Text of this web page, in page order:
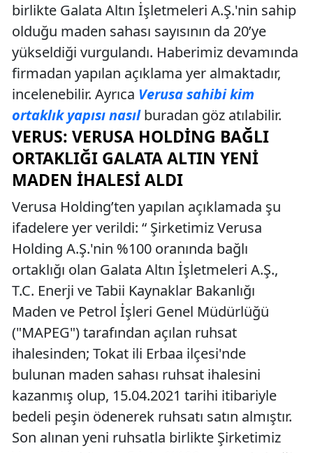
birlikte Galata Altın İşletmeleri A.Ş.'nin sahip
olduğu maden sahası sayısının da 20’ye
yükseldiği vurgulandı. Haberimiz devamında
firmadan yapılan açıklama yer almaktadır,
incelenebilir. Ayrıca Verusa sahibi kim
ortaklık yapısı nasıl buradan göz atılabilir.
VERUS: VERUSA HOLDING BAĞLI
ORTAKLIĞI GALATA ALTIN YENI
MADEN İHALESI ALDI
Verusa Holding’ten yapılan açıklamada şu
ifadelere yer verildi: “ Şirketimiz Verusa
Holding A.Ş.'nin %100 oranında bağlı
ortaklığı olan Galata Altın İşletmeleri A.Ş.,
T.C. Enerji ve Tabii Kaynaklar Bakanlığı
Maden ve Petrol İşleri Genel Müdürlüğü
("MAPEG") tarafından açılan ruhsat
ihalesinden; Tokat ili Erbaa ilçesi'nde
bulunan maden sahası ruhsat ihalesini
kazanmış olup, 15.04.2021 tarihi itibariyle
bedeli peşin ödenerek ruhsatı satın almıştır.
Son alınan yeni ruhsatla birlikte Şirketimiz